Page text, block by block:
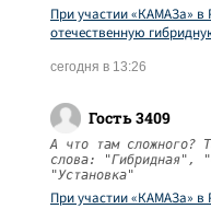
При участии «КАМАЗа» в
отечественную
сегодня в 13:26
Гость 3409
А что там сложного?
слова: "Гибридная",
"Установка"
При участии «КАМАЗа» в